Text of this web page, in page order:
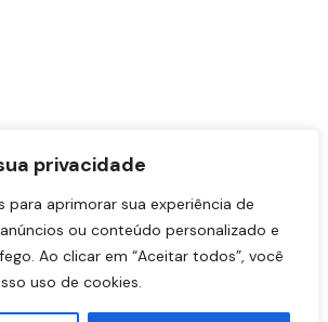
privacidade
para aprimorar sua experiência de
ou conteúdo personalizado e
Ao clicar em “Aceitar todos”, você
uso de cookies.